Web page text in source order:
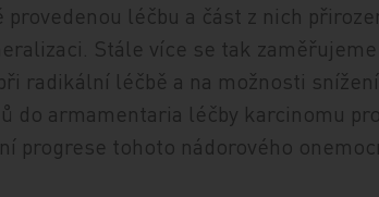
léčbu a část z nich
Stále více se tak
radikální léčbě a na možnosti
do armamentaria léčby karcinomu
progrese tohoto nádorového